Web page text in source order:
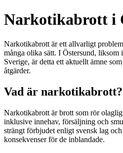
Narkotikabrott i
Narkotikabrott är ett allvarligt
många olika sätt. I Östersund, liksom
Sverige, är detta ett aktuellt ämne
åtgärder.
Vad är narkotikabrott?
Narkotikabrott är brott som rör
inklusive innehav, försäljning och
strängt förbjudet enligt svensk lag
konsekvenser för de inblandade.